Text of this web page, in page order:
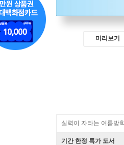
미리보기
실력이 자라는 여름방
기간 한정 특가 도서